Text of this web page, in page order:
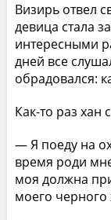
Визирь отвел
девица стала
интересными
дней все
обрадовался:
Как-то раз хан
— Я поеду на
время роди
моя должна
моего